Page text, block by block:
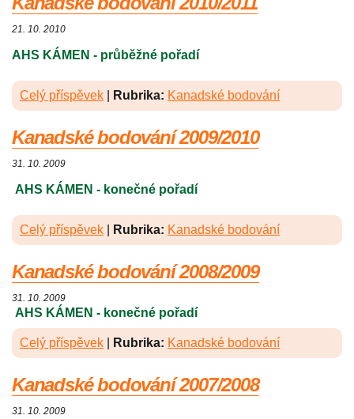
21. 10. 2010
AHS KÁMEN - průběžné pořadí
Celý příspěvek Rubrika: Kanadské bodování
Kanadské bodování 2009/2010
31. 10. 2009
AHS KÁMEN - konečné pořadí
Celý příspěvek Rubrika: Kanadské bodování
Kanadské bodování 2008/2009
31. 10. 2009
AHS KÁMEN - konečné pořadí
Celý příspěvek Rubrika: Kanadské bodování
Kanadské bodování 2007/2008
31. 10. 2009